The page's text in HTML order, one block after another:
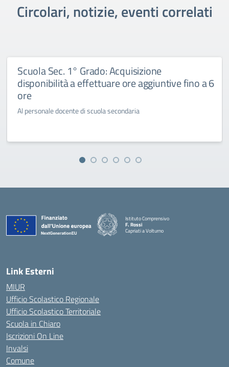
Circolari, notizie, eventi correlati
Scuola Sec. 1° Grado: Acquisizione
disponibilità a effettuare ore aggiuntive fino a 6
ore
Al personale docente di scuola secondaria
Istituto Comprensivo
F. Rossi
Capriati a Volturno
— Visita la pagina iniziale della scuola
Link Esterni
MIUR
Ufficio Scolastico Regionale
Ufficio Scolastico Territoriale
Scuola in Chiaro
Iscrizioni On Line
Invalsi
Comune